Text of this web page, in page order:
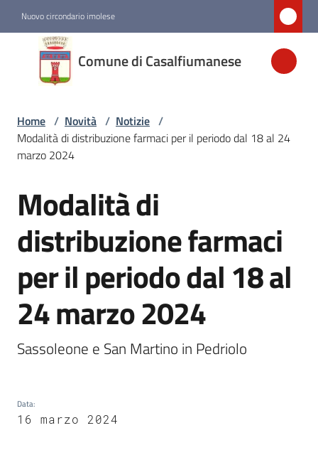
Nuovo circondario imolese
Comune di Casalfiumanese
Comune di
Casalfiumanese
Amministrazione
Casalfiumanese
Servizi
on-
Home / Novità / Notizie /
Modalità di distribuzione farmaci per il periodo dal 18 al 24
marzo 2024
Salta al contenuto
Modalità di
distribuzione farmaci
per il periodo dal 18 al
24 marzo 2024
Sassoleone e San Martino in Pedriolo
Data:
16 marzo 2024